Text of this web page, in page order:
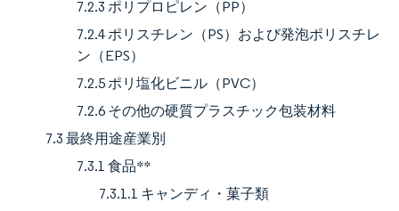
7.2.3 ポリプロピレン（PP）
7.2.4 ポリスチレン（PS）および発泡ポリスチレ
ン（EPS）
7.2.5 ポリ塩化ビニル（PVC）
7.2.6 その他の硬質プラスチック包装材料
7.3 最終用途産業別
7.3.1 食品**
7.3.1.1 キャンディ・菓子類